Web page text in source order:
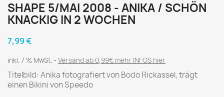
SHAPE 5/MAI 2008 - ANIKA / SCHÖN
KNACKIG IN 2 WOCHEN
7,99 €
inkl. 7 % MwSt. Versand ab 0,99€ mehr INFOS hier
Titelbild: Anika fotografiert von Bodo Rickassel, trägt
einen Bikini von Speedo